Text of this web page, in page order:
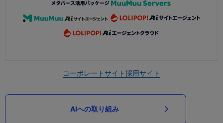
コーポレートサイト採用サイト
AIへの取り組み